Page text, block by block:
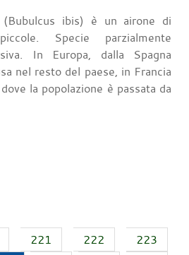
(Bubulcus ibis) è un airone di
Specie parzialmente
In Europa, dalla Spagna
nel resto del paese, in Francia
la popolazione è passata da
221 222
223